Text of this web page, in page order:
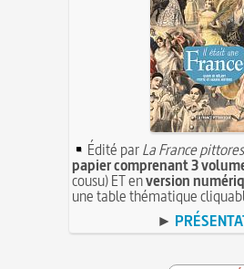
Édité parLa France
papier comprenant 3
cousu) ET enversion
une table thématique
►